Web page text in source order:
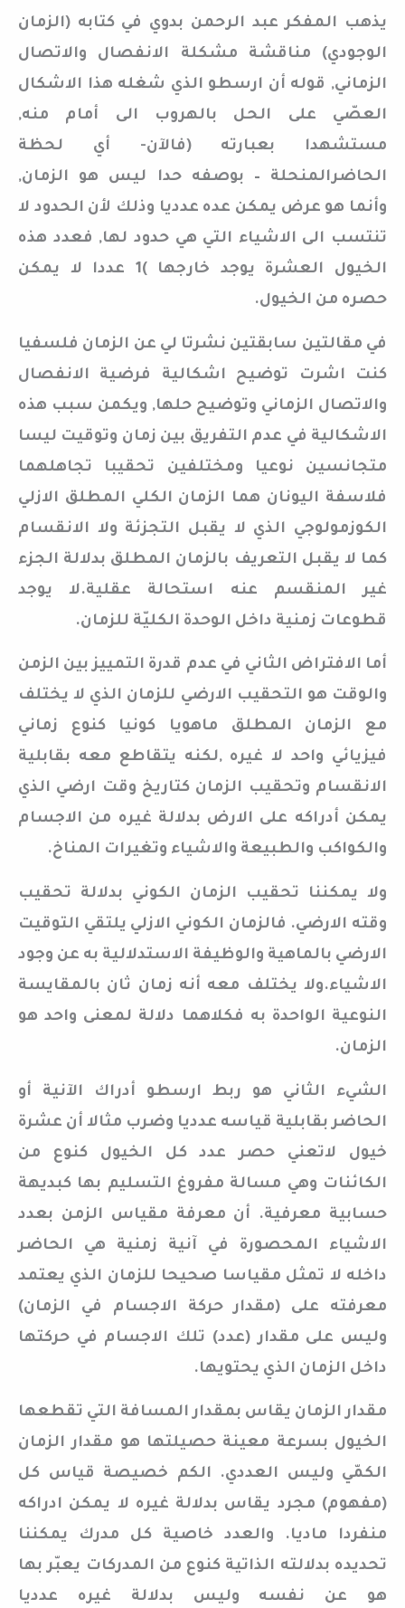
يذهب المفكر عبد الرحمن بدوي في كتابه (الزمان
الوجودي) مناقشة مشكلة الانفصال والاتصال
الزماني, قوله أن ارسطو الذي شغله هذا الاشكال
العصّي على الحل بالهروب الى أمام منه,
مستشهدا بعبارته (فالآن- أي لحظة
الحاضرالمنحلة – بوصفه حدا ليس هو الزمان,
وأنما هو عرض يمكن عده عدديا وذلك لأن الحدود لا
تنتسب الى الاشياء التي هي حدود لها, فعدد هذه
الخيول العشرة يوجد خارجها )1 عددا لا يمكن
حصره من الخيول.
في مقالتين سابقتين نشرتا لي عن الزمان فلسفيا
كنت اشرت توضيح اشكالية فرضية الانفصال
والاتصال الزماني وتوضيح حلها, ويكمن سبب هذه
الاشكالية في عدم التفريق بين زمان وتوقيت ليسا
متجانسين نوعيا ومختلفين تحقيبا تجاهلهما
فلاسفة اليونان هما الزمان الكلي المطلق الازلي
الكوزمولوجي الذي لا يقبل التجزئة ولا الانقسام
كما لا يقبل التعريف بالزمان المطلق بدلالة الجزء
غير المنقسم عنه استحالة عقلية.لا يوجد
قطوعات زمنية داخل الوحدة الكليّة للزمان.
أما الافتراض الثاني في عدم قدرة التمييز بين الزمن
والوقت هو التحقيب الارضي للزمان الذي لا يختلف
مع الزمان المطلق ماهويا كونيا كنوع زماني
فيزيائي واحد لا غيره ,لكنه يتقاطع معه بقابلية
الانقسام وتحقيب الزمان كتاريخ وقت ارضي الذي
يمكن أدراكه على الارض بدلالة غيره من الاجسام
والكواكب والطبيعة والاشياء وتغيرات المناخ.
ولا يمكننا تحقيب الزمان الكوني بدلالة تحقيب
وقته الارضي. فالزمان الكوني الازلي يلتقي التوقيت
الارضي بالماهية والوظيفة الاستدلالية به عن وجود
الاشياء.ولا يختلف معه أنه زمان ثان بالمقايسة
النوعية الواحدة به فكلاهما دلالة لمعنى واحد هو
الزمان.
الشيء الثاني هو ربط ارسطو أدراك الآنية أو
الحاضر بقابلية قياسه عدديا وضرب مثالا أن عشرة
خيول لاتعني حصر عدد كل الخيول كنوع من
الكائنات وهي مسالة مفروغ التسليم بها كبديهة
حسابية معرفية. أن معرفة مقياس الزمن بعدد
الاشياء المحصورة في آنية زمنية هي الحاضر
داخله لا تمثل مقياسا صحيحا للزمان الذي يعتمد
معرفته على (مقدار حركة الاجسام في الزمان)
وليس على مقدار (عدد) تلك الاجسام في حركتها
داخل الزمان الذي يحتويها.
مقدار الزمان يقاس بمقدار المسافة التي تقطعها
الخيول بسرعة معينة حصيلتها هو مقدار الزمان
الكمّي وليس العددي. الكم خصيصة قياس كل
(مفهوم) مجرد يقاس بدلالة غيره لا يمكن ادراكه
منفردا ماديا. والعدد خاصية كل مدرك يمكننا
تحديده بدلالته الذاتية كنوع من المدركات يعبّر بها
هو عن نفسه وليس بدلالة غيره عدديا